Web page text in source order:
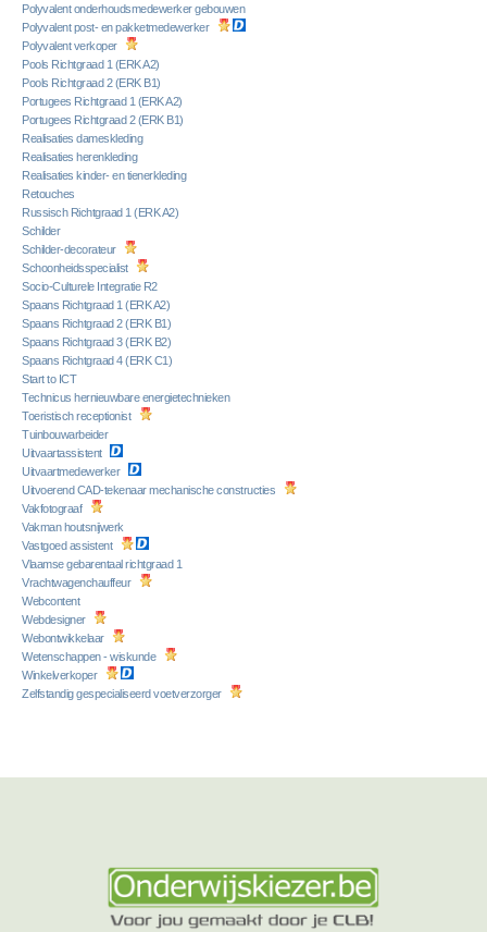
Polyvalent onderhoudsmedewerker gebouwen
Polyvalent post- en pakketmedewerker
Polyvalent verkoper
Pools Richtgraad 1 (ERK A2)
Pools Richtgraad 2 (ERK B1)
Portugees Richtgraad 1 (ERK A2)
Portugees Richtgraad 2 (ERK B1)
Realisaties dameskleding
Realisaties herenkleding
Realisaties kinder- en tienerkleding
Retouches
Russisch Richtgraad 1 (ERK A2)
Schilder
Schilder-decorateur
Schoonheidsspecialist
Socio-Culturele Integratie R2
Spaans Richtgraad 1 (ERK A2)
Spaans Richtgraad 2 (ERK B1)
Spaans Richtgraad 3 (ERK B2)
Spaans Richtgraad 4 (ERK C1)
Start to ICT
Technicus hernieuwbare energietechnieken
Toeristisch receptionist
Tuinbouwarbeider
Uitvaartassistent
Uitvaartmedewerker
Uitvoerend CAD-tekenaar mechanische constructies
Vakfotograaf
Vakman houtsnijwerk
Vastgoed assistent
Vlaamse gebarentaal richtgraad 1
Vrachtwagenchauffeur
Webcontent
Webdesigner
Webontwikkelaar
Wetenschappen - wiskunde
Winkelverkoper
Zelfstandig gespecialiseerd voetverzorger